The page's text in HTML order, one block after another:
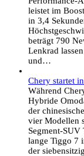
leistet im
in 3,4
beträgt 790
Lenkrad
und…
Chery startet
Während
Hybride
der
vier Modellen
Segment-
lange Tiggo 7
der